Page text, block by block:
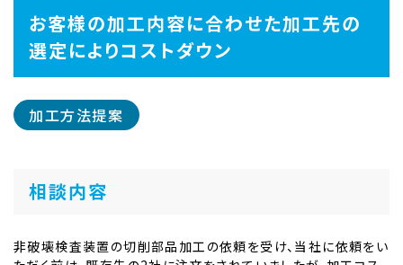
お客様の加工内容に合わせた加工先の
選定によりコストダウン
加工方法提案
相談内容
非破壊検査装置の切削部品加工の依頼を受け、当社に依頼をい